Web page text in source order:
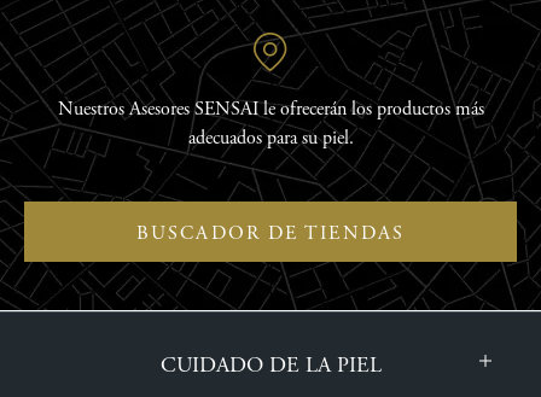
Nuestros Asesores SENSAI le ofrecerán los productos más
adecuados para su piel.
BUSCADOR DE TIENDAS
CUIDADO DE LA PIEL